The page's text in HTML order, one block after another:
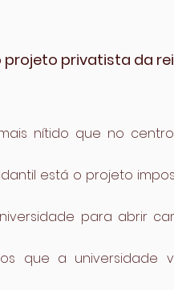
privatista da
nítido que no
está o projeto
para abrir
que a universidade